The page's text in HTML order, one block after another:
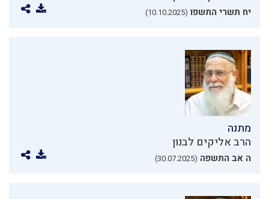
יח תשרי התשפו (10.10.2025)
מתנה
הרב אליקים לבנון
ה אב התשפה (30.07.2025)